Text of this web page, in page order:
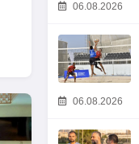
06.08.2026
06.08.2026